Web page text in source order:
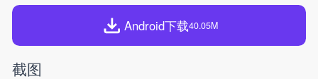
Android下载40.05M
截图